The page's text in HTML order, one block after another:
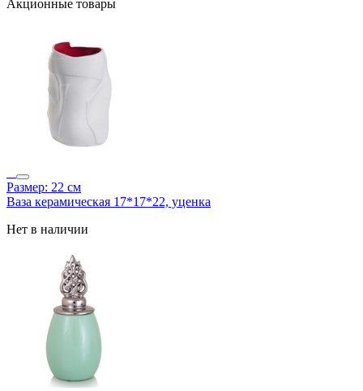
Акционные товары
Размер: 22 см
Ваза керамическая 17*17*22, уценка
Нет в наличии